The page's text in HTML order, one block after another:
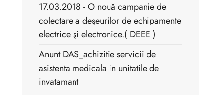
17.03.2018 - O nouă campanie de
colectare a deşeurilor de echipamente
electrice şi electronice.( DEEE )
Anunt DAS_achizitie servicii de
asistenta medicala in unitatile de
invatamant